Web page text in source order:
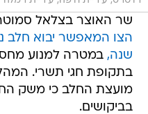
שר האוצר בצלאל
הצו המאפשר יבוא חלב
שנה, במטרה למנוע
בתקופת חגי תשרי.
מועצת החלב כי משק
בביקושים.